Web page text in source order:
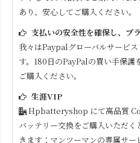
あり、安心してご購入ください。
支払いの安全性を確保し、プ
我々はPaypalグローバルサービ
す。180日のPayPalの買い手保護
ご購入ください。
生涯VIP
Hpbatteryshop にて高品質
バッテリー交換をご購入いただ
きます：マンツーマンの専属サ